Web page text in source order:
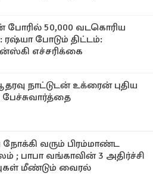
போரில் 50,000 வடகொரிய
ரஷ்யா போடும் திட்டம்:
எச்சரிக்கை
நாட்டுடன் உக்ரைன் புதிய
நோக்கி வரும் பிரம்மாண்ட
; பாபா வங்காவின் 3 அதிர்ச்சி
மீண்டும் வைரல்